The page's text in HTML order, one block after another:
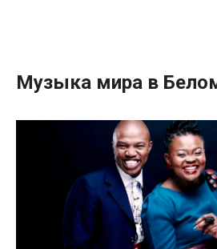
Музыка мира в